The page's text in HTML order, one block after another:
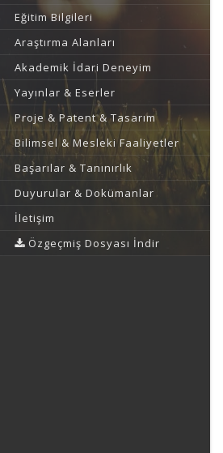
Eğitim Bilgileri
Araştırma Alanları
Akademik İdari Deneyim
Yayınlar & Eserler
Proje & Patent & Tasarım
Bilimsel & Mesleki Faaliyetler
Başarılar & Tanınırlık
Duyurular & Dokümanlar
İletişim
Özgeçmiş Dosyası İndir